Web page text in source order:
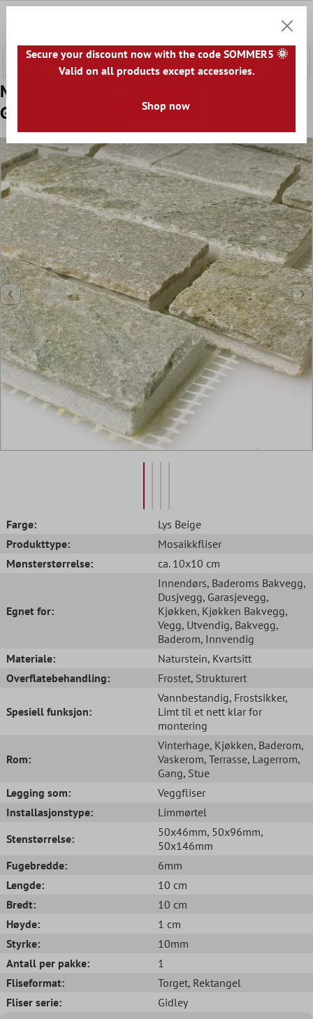
Mønster fra Mosaikkfliser Skifer Naturstein
Gidley Lys Beige
Farge:
Lys Beige
Produkttype:
Mosaikkfliser
Mønsterstørrelse:
ca. 10x10 cm
Egnet for:
Innendørs, Baderoms Bakvegg,
Dusjvegg, Garasjevegg,
Kjøkken, Kjøkken Bakvegg,
Vegg, Utvendig, Bakvegg,
Baderom, Innvendig
Materiale:
Naturstein, Kvartsitt
Overflatebehandling:
Frostet, Strukturert
Spesiell funksjon:
Vannbestandig, Frostsikker,
Limt til et nett klar for
montering
Rom:
Vinterhage, Kjøkken, Baderom,
Vaskerom, Terrasse, Lagerrom,
Gang, Stue
Legging som:
Veggfliser
Installasjonstype:
Limmørtel
Stenstørrelse:
50x46mm, 50x96mm,
50x146mm
Fugebredde:
6mm
Lengde:
10 cm
Bredt:
10 cm
Høyde:
1 cm
Styrke:
10mm
Antall per pakke:
1
Fliseformat:
Torget, Rektangel
Fliser serie:
Gidley
Secure your discount now with the code SOMMER5 🌞
Valid on all products except accessories.
Shop now